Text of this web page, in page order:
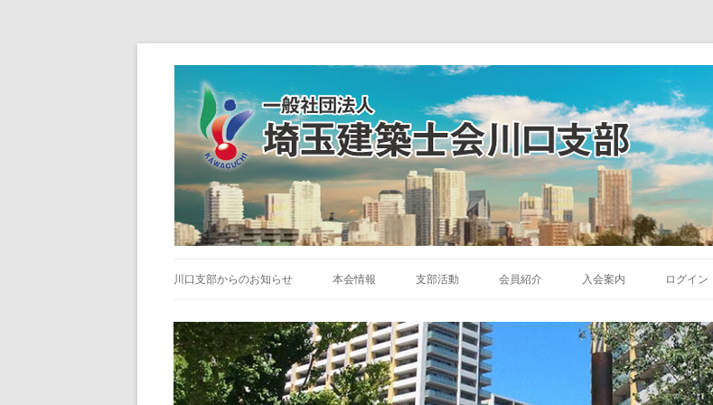
ン
テ
へ
ス
キ
ッ
プ
川口支部からのお知らせ 本会情報 支部活動 会員紹介 入会案内 ログイン